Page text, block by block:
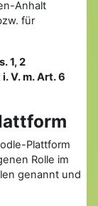
Anhalt
für
1, 2
V. m. Art. 6
Plattform
Rolle im
genannt und